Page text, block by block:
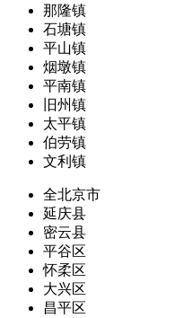
那隆镇
石塘镇
平山镇
烟墩镇
平南镇
旧州镇
太平镇
伯劳镇
文利镇
全北京市
延庆县
密云县
平谷区
怀柔区
大兴区
昌平区